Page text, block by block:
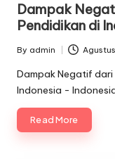
Dampak
Pendidikan di
Posted
by
By admin
Dampak Negatif
Indonesia -
Read More